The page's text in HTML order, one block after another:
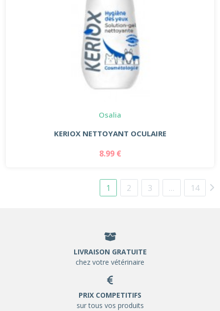
Osalia
KERIOX NETTOYANT OCULAIRE
8.99 €
1 2 3 … 14
LIVRAISON GRATUITE
chez votre vétérinaire
PRIX COMPETITIFS
sur tous vos produits